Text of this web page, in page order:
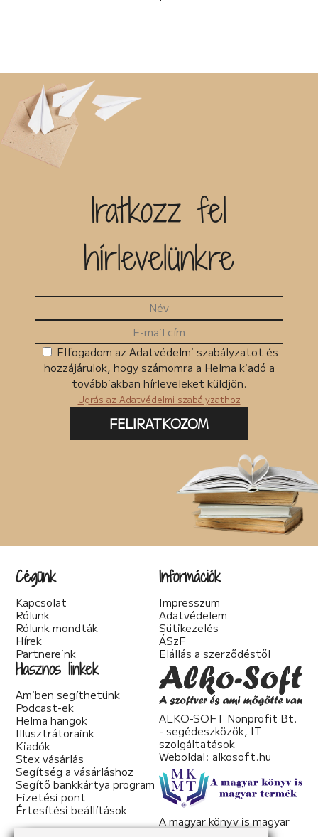
Sorozat
Címke
Új címke hozzáadása
MKMT könyv
Ingyenes termékek
Csomagban szerepel
Iratkozz fel
hírlevelünkre
Elfogadom az Adatvédelmi szabályzatot és
hozzájárulok, hogy számomra a Helma kiadó a
továbbiakban hírleveleket küldjön.
Ugrás az Adatvédelmi szabályzathoz
FELIRATKOZOM
Cégünk
Kapcsolat
Rólunk
Rólunk mondták
Hírek
Partnereink
Információk
Impresszum
Adatvédelem
Sütikezelés
ÁSzF
Elállás a szerződéstől
Hasznos linkek
Amiben segíthetünk
Podcast-ek
Helma hangok
Illusztrátoraink
Kiadók
Stex vásárlás
Segítség a vásárláshoz
Segítő bankkártya program
Fizetési pont
Értesítési beállítások
ALKO-SOFT Nonprofit Bt.
- segédeszközök, IT
szolgáltatások
Weboldal: alkosoft.hu
A magyar könyv is magyar
termék